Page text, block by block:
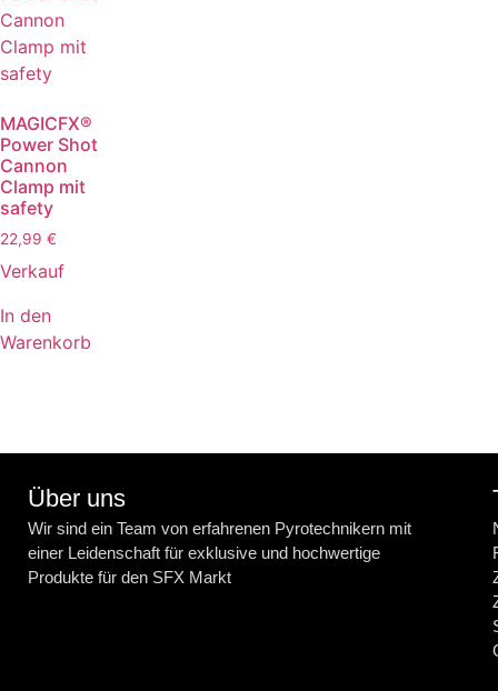
MAGICFX®
Power Shot
Cannon
Clamp mit
safety
22,99 €
Verkauf
In den
Warenkorb
Über uns
Wir sind ein Team von erfahrenen Pyrotechnikern mit
einer Leidenschaft für exklusive und hochwertige
Produkte für den SFX Markt